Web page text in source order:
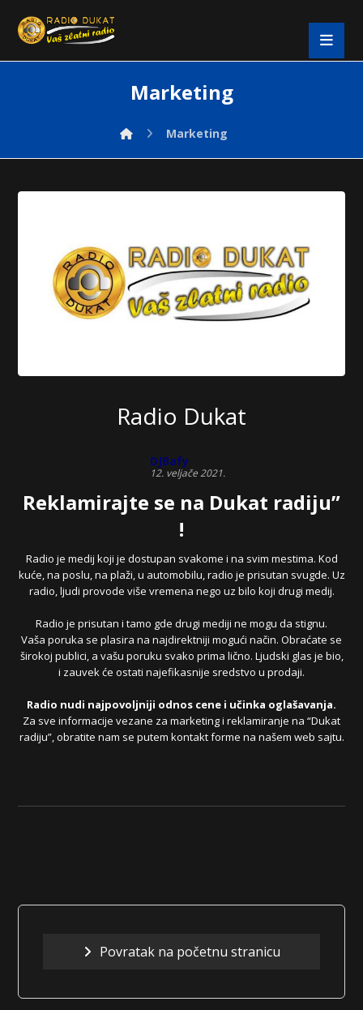
Marketing
Marketing
Radio Dukat
DJBafy
12. veljače 2021.
Reklamirajte se na Dukat radiju”
!
Radio je medij koji je dostupan svakome i na svim mestima. Kod
kuće, na poslu, na plaži, u automobilu, radio je prisutan svugde. Uz
radio, ljudi provode više vremena nego uz bilo koji drugi medij.
Radio je prisutan i tamo gde drugi mediji ne mogu da stignu.
Vaša poruka se plasira na najdirektniji mogući način. Obraćate se
širokoj publici, a vašu poruku svako prima lično. Ljudski glas je bio,
i zauvek će ostati najefikasnije sredstvo u prodaji.
Radio nudi najpovoljniji odnos cene i učinka oglašavanja.
Za sve informacije vezane za marketing i reklamiranje na “Dukat
radiju”, obratite nam se putem kontakt forme na našem web sajtu.
Povratak na početnu stranicu